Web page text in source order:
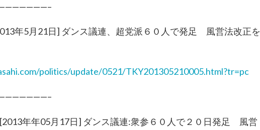
年5月21日] ダンス議連、超党派６０人で発足 風営法改正を
politics/update/0521/TKY201305210005.html?tr=pc
年年05月17日] ダンス議連:衆参６０人で２０日発足 風営